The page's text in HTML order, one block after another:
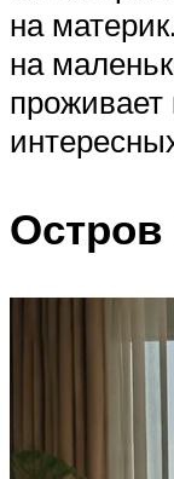
на
на
проживает